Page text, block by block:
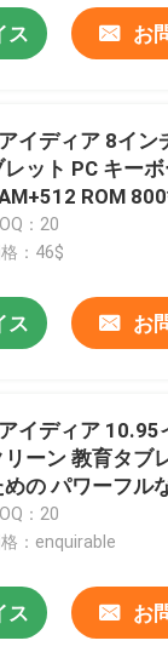
ス お
イディア 8イン
レット PC キー
ROM
セル タッチスク
：20
：46$
ス お
イディア 10.95
リーン 教育タブ
めの パワーフル
スと長いバッテリ
：20
：enquirable
ス お